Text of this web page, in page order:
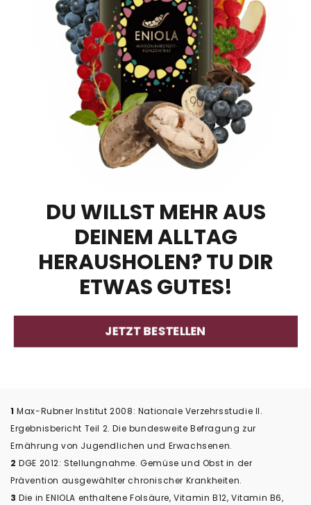
DU WILLST MEHR AUS
DEINEM ALLTAG
HERAUSHOLEN? TU DIR
ETWAS GUTES!
JETZT BESTELLEN
1 Max-Rubner Institut 2008: Nationale Verzehrsstudie II.
Ergebnisbericht Teil 2. Die bundesweite Befragung zur
Ernährung von Jugendlichen und Erwachsenen.
2 DGE 2012: Stellungnahme. Gemüse und Obst in der
Prävention ausgewählter chronischer Krankheiten.
3 Die in ENIOLA enthaltene Folsäure, Vitamin B12, Vitamin B6,